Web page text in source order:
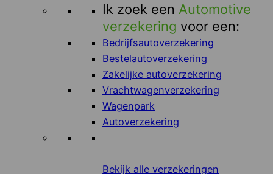
Ik zoek een Automotive
verzekering voor een:
Bedrijfsautoverzekering
Bestelautoverzekering
Zakelijke autoverzekering
Vrachtwagenverzekering
Wagenpark
Autoverzekering
Bekijk alle verzekeringen